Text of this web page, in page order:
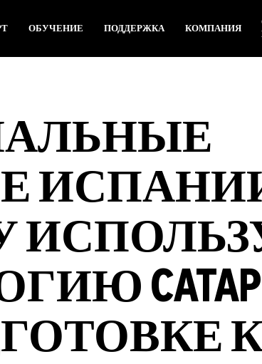
ОБУЧЕНИЕ ПОДДЕРЖКА КОМПАНИЯ